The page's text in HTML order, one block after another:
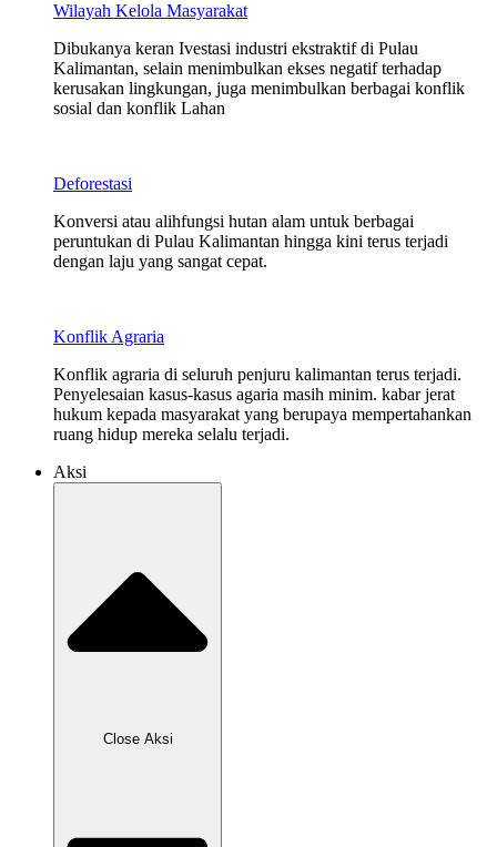
Wilayah Kelola Masyarakat
Dibukanya keran Ivestasi industri ekstraktif di Pulau
Kalimantan, selain menimbulkan ekses negatif terhadap
kerusakan lingkungan, juga menimbulkan berbagai konflik
sosial dan konflik Lahan
Deforestasi
Konversi atau alihfungsi hutan alam untuk berbagai
peruntukan di Pulau Kalimantan hingga kini terus terjadi
dengan laju yang sangat cepat.
Konflik Agraria
Konflik agraria di seluruh penjuru kalimantan terus terjadi.
Penyelesaian kasus-kasus agaria masih minim. kabar jerat
hukum kepada masyarakat yang berupaya mempertahankan
ruang hidup mereka selalu terjadi.
Aksi
Close Aksi